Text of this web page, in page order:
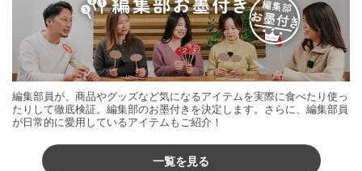
編集部員が、商品やグッズなど気になるアイテムを実際に食べたり使っ
たりして徹底検証。編集部のお墨付きを決定します。さらに、編集部員
が日常的に愛用しているアイテムもご紹介！
一覧を見る